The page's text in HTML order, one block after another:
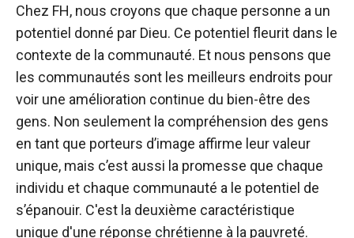
Chez FH, nous croyons que chaque personne a un
potentiel donné par Dieu. Ce potentiel fleurit dans le
contexte de la communauté. Et nous pensons que
les communautés sont les meilleurs endroits pour
voir une amélioration continue du bien-être des
gens. Non seulement la compréhension des gens
en tant que porteurs d’image affirme leur valeur
unique, mais c’est aussi la promesse que chaque
individu et chaque communauté a le potentiel de
s’épanouir. C'est la deuxième caractéristique
unique d'une réponse chrétienne à la pauvreté.